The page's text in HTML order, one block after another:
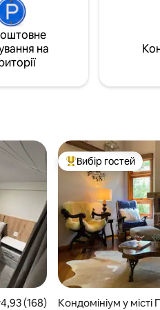
на
оцінка: 4,93 з 5, відгуки:
4,93 (168)
Топ вибір гостей
Вибір гостей
Кондомініум у місті